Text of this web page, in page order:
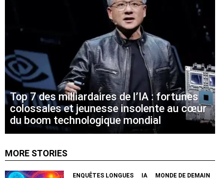
Top 7 des milliardaires de l’IA : fortunes
colossales et jeunesse insolente au cœur
du boom technologique mondial
MORE STORIES
ENQUÊTES LONGUES IA
MONDE DE DEMAIN